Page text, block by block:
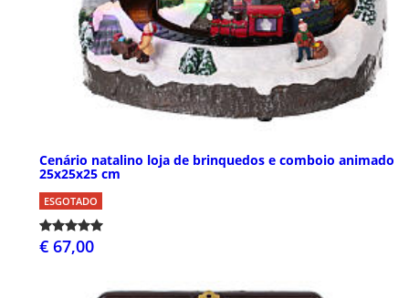
Cenário natalino loja de brinquedos e comboio animado
25x25x25 cm
ESGOTADO
€ 67,00